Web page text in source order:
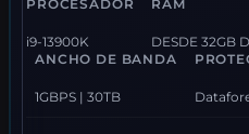
PROCESADOR
i9-13900K
RAM
DESDE 32GB
ANCHO DE BANDA
1GBPS | 30TB